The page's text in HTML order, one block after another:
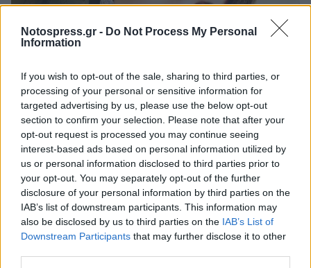
Notospress.gr - Do Not Process My Personal
Information
If you wish to opt-out of the sale, sharing to third parties, or
processing of your personal or sensitive information for
targeted advertising by us, please use the below opt-out
section to confirm your selection. Please note that after your
opt-out request is processed you may continue seeing
interest-based ads based on personal information utilized by
us or personal information disclosed to third parties prior to
your opt-out. You may separately opt-out of the further
disclosure of your personal information by third parties on the
IAB’s list of downstream participants. This information may
also be disclosed by us to third parties on the IAB’s List of
Downstream Participants that may further disclose it to other
Λακωνία: Η Ελένη αύριο θα έπιανε δουλειά –
«Έφυγε» σε τροχαίο και βύθισε στο πένθος
την Απιδιά
05/08/2026 10:25